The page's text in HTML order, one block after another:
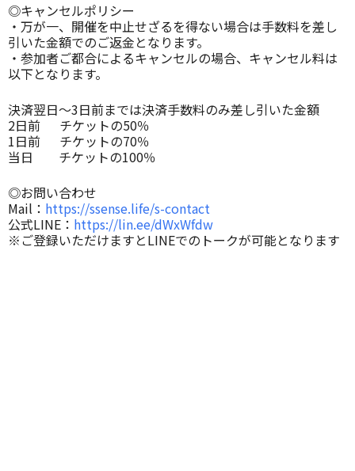
◎キャンセルポリシー
・万が一、開催を中止せざるを得ない場合は手数料を差し
引いた金額でのご返金となります。
・参加者ご都合によるキャンセルの場合、キャンセル料は
以下となります。
決済翌日〜3日前までは決済手数料のみ差し引いた金額
2日前 チケットの50％
1日前 チケットの70％
当日 チケットの100％
◎お問い合わせ
Mail： https://ssense.life/s-contact
公式LINE： https://lin.ee/dWxWfdw
※ご登録いただけますとLINEでのトークが可能となります